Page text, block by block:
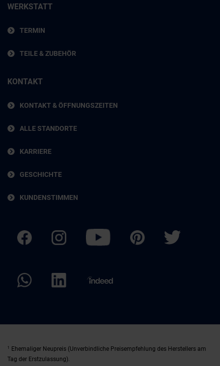
WERKSTATT
TERMIN
TEILE & ZUBEHÖR
KONTAKT
KONTAKT & ÖFFNUNGSZEITEN
ALLE STANDORTE
KARRIERE
GESCHICHTE
KUNDENSTIMMEN
1
Ehemaliger Neupreis (Unverbindliche Preisempfehlung des Herstellers am
Tag der Erstzulassung).